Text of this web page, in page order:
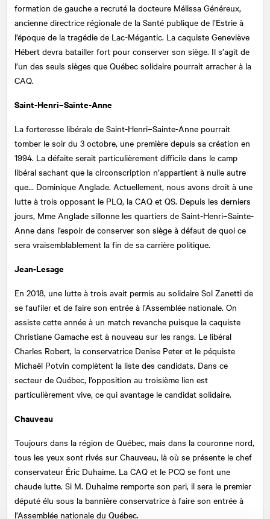
formation de gauche a recruté la docteure Mélissa Généreux,
ancienne directrice régionale de la Santé publique de l’Estrie à
l’époque de la tragédie de Lac-Mégantic. La caquiste Geneviève
Hébert devra batailler fort pour conserver son siège. Il s’agit de
l’un des seuls sièges que Québec solidaire pourrait arracher à la
CAQ.
Saint-Henri–Sainte-Anne
La forteresse libérale de Saint-Henri–Sainte-Anne pourrait
tomber le soir du 3 octobre, une première depuis sa création en
1994. La défaite serait particulièrement difficile dans le camp
libéral sachant que la circonscription n’appartient à nulle autre
que… Dominique Anglade. Actuellement, nous avons droit à une
lutte à trois opposant le PLQ, la CAQ et QS. Depuis les derniers
jours, Mme Anglade sillonne les quartiers de Saint-Henri–Sainte-
Anne dans l’espoir de conserver son siège à défaut de quoi ce
sera vraisemblablement la fin de sa carrière politique.
Jean-Lesage
En 2018, une lutte à trois avait permis au solidaire Sol Zanetti de
se faufiler et de faire son entrée à l’Assemblée nationale. On
assiste cette année à un match revanche puisque la caquiste
Christiane Gamache est à nouveau sur les rangs. Le libéral
Charles Robert, la conservatrice Denise Peter et le péquiste
Michaël Potvin complètent la liste des candidats. Dans ce
secteur de Québec, l’opposition au troisième lien est
particulièrement vive, ce qui avantage le candidat solidaire.
Chauveau
Toujours dans la région de Québec, mais dans la couronne nord,
tous les yeux sont rivés sur Chauveau, là où se présente le chef
conservateur Éric Duhaime. La CAQ et le PCQ se font une
chaude lutte. Si M. Duhaime remporte son pari, il sera le premier
député élu sous la bannière conservatrice à faire son entrée à
l’Assemblée nationale du Québec.